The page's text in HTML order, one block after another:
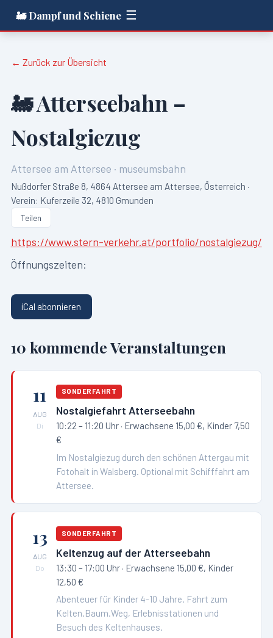
🚂 Dampf und Schiene ☰
← Zurück zur Übersicht
🚂Atterseebahn –
Nostalgiezug
Attersee am Attersee · museumsbahn
Nußdorfer Straße 8, 4864 Attersee am Attersee, Österreich ·
Verein: Kuferzeile 32, 4810 Gmunden
Teilen
https://www.stern-verkehr.at/portfolio/nostalgiezug/
Öffnungszeiten:
iCal abonnieren
10 kommende Veranstaltungen
11
AUG
Di
SONDERFAHRT
Nostalgiefahrt Atterseebahn
10:22 – 11:20 Uhr · Erwachsene 15,00 €, Kinder 7,50
€
Im Nostalgiezug durch den schönen Attergau mit
Fotohalt in Walsberg. Optional mit Schifffahrt am
Attersee.
13
AUG
Do
SONDERFAHRT
Keltenzug auf der Atterseebahn
13:30 – 17:00 Uhr · Erwachsene 15,00 €, Kinder
12,50 €
Abenteuer für Kinder 4-10 Jahre. Fahrt zum
Kelten.Baum.Weg, Erlebnisstationen und
Besuch des Keltenhauses.